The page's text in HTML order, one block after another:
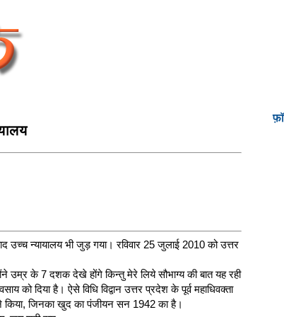
न्यायालय भी जुड़ गया। रविवार 25 जुलाई 2010 को उत्तर
उम्र के 7 दशक देखे होंगे किन्तु मेरे लिये सौभाग्य की बात यह रही
को दिया है। ऐसे विधि विद्वान उत्तर प्रदेश के पूर्व महाधिवक्ता
ने किया, जिनका खुद का पंजीयन सन 1942 का है।